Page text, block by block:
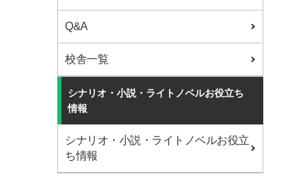
Q&A
校舎一覧
シナリオ・小説・ライトノベルお役立ち
情報
シナリオ・小説・ライトノベルお役立
ち情報